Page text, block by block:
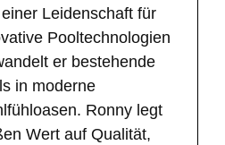
Leidenschaft für
Pooltechnologien
er bestehende
in moderne
Ronny legt
Wert auf Qualität,